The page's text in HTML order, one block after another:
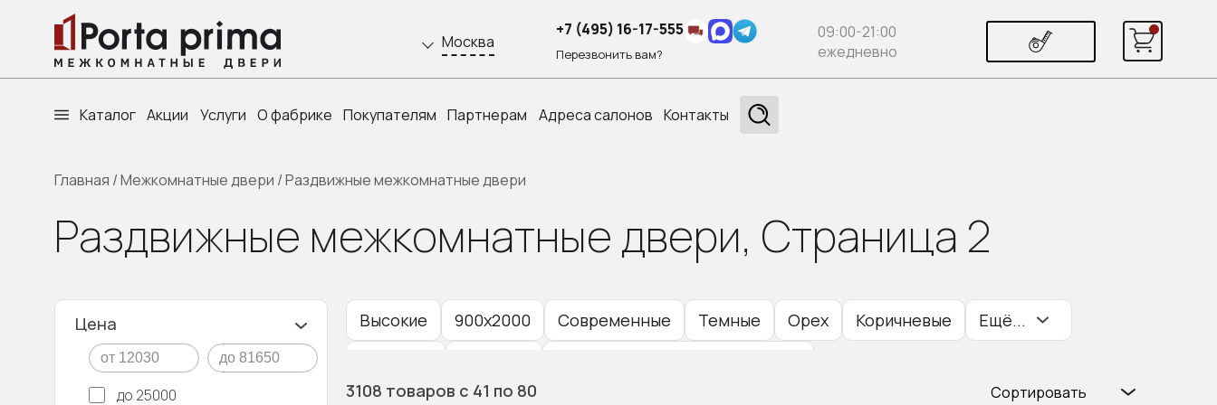
Москва
+7 (495) 16-17-555
Перезвонить вам?
09:00-21:00
ежедневно
Каталог Акции Услуги О фабрике Покупателям Партнерам Адреса салонов Контакты
Главная /Межкомнатные двери /Раздвижные межкомнатные двери
Раздвижные межкомнатные двери, Страница 2
Цена
до 25000
Высокие 900x2000 Современные Темные Орех
Коричневые
Ещё...
3108 товаров с 41 по 80
Сортировать